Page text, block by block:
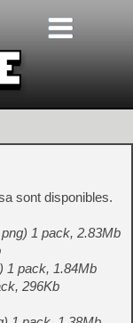
sont disponibles.
1 pack, 2.83Mb
1 pack, 1.84Mb
296Kb